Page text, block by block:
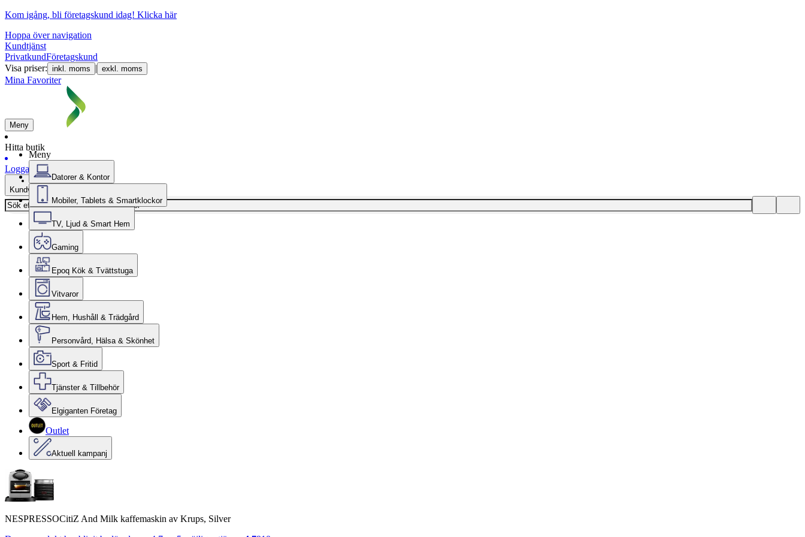
Kom igång, bli företagskund idag! Klicka här
Hoppa över navigation
Kundtjänst
PrivatkundFöretagskund
Visa priser: inkl. moms | exkl. moms
Mina Favoriter
Meny
Hitta butik
Logga in
Kundvagn
Meny
Datorer & Kontor
Mobiler, Tablets & Smartklockor
TV, Ljud & Smart Hem
Gaming
Epoq Kök & Tvättstuga
Vitvaror
Hem, Hushåll & Trädgård
Personvård, Hälsa & Skönhet
Sport & Fritid
Tjänster & Tillbehör
Elgiganten Företag
Outlet
Aktuell kampanj
NESPRESSOCitiZ And Milk kaffemaskin av Krups, Silver